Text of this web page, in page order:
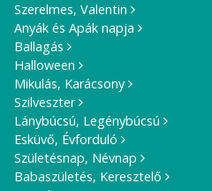
Szerelmes, Valentin
Anyák és Apák napja
Ballagás
Halloween
Mikulás, Karácsony
Szilveszter
Lánybúcsú, Legénybúcsú
Esküvő, Évforduló
Születésnap, Névnap
Babaszületés, Keresztelő